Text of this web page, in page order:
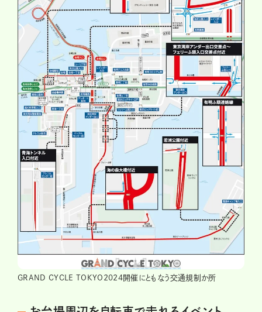
GRAND CYCLE TOKYO2024開催にともなう交通規制か所